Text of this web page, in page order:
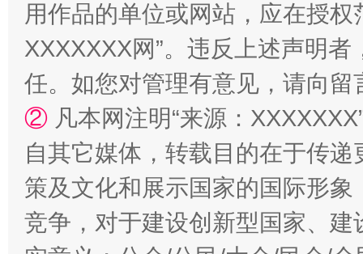
用作品的单位或网站，应在授
XXXXXXX网”。违反上述声明
任。如您对管理有意见，请向
② 凡本网注明“来源：
自其它媒体，转载目的在于传
策及文化和展示国家的国际形
竞争，对于建设创新型国家、